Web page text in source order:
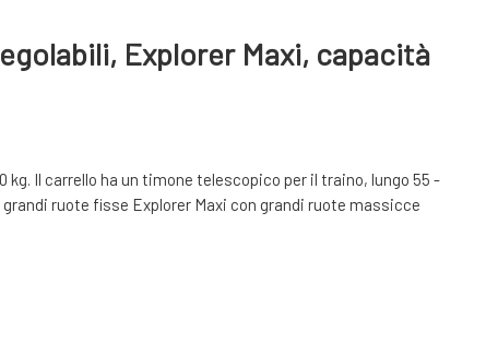
Explorer Maxi, capacità
Il carrello ha un timone telescopico per il traino, lungo 55 -
ruote fisse Explorer Maxi con grandi ruote massicce